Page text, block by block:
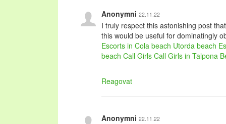
Anonymni 22.11.22
I truly respect this astonishing post
this would be useful for dominatingly
Escorts in Cola beach Utorda beach
beach Call Girls Call Girls in Talpona
Reagovat
Anonymni 22.11.22